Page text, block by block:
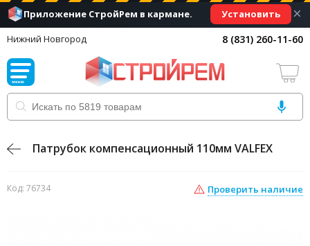
Приложение СтройРем в кармане. Установить ×
Нижний Новгород 8 (831) 260-11-60
Патрубок компенсационный 110мм VALFEX
Код: 76734 Проверить наличие